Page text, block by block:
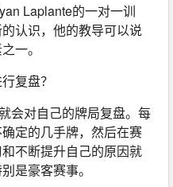
Laplante的一对一训
认识，他的教导可以说
一。
复盘？
会对自己的牌局复盘。每
定的几手牌，然后在赛
不断提升自己的原因就
是豪客赛事。